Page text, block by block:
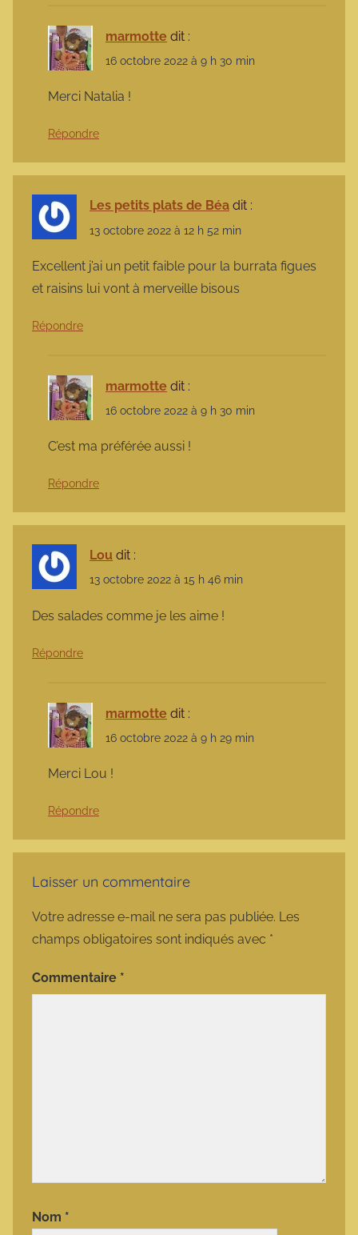
marmotte dit :
16 octobre 2022 à 9 h 30 min
Merci Natalia !
Répondre
Les petits plats de Béa dit :
13 octobre 2022 à 12 h 52 min
Excellent j’ai un petit faible pour la burrata figues
et raisins lui vont à merveille bisous
Répondre
marmotte dit :
16 octobre 2022 à 9 h 30 min
C’est ma préférée aussi !
Répondre
Lou dit :
13 octobre 2022 à 15 h 46 min
Des salades comme je les aime !
Répondre
marmotte dit :
16 octobre 2022 à 9 h 29 min
Merci Lou !
Répondre
Laisser un commentaire
Votre adresse e-mail ne sera pas publiée. Les
champs obligatoires sont indiqués avec *
Commentaire *
Nom *